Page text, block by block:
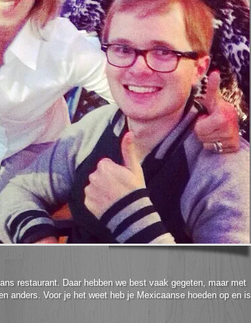
restaurant. Daar hebben we best vaak gegeten, maar met
anders. Voor je het weet heb je Mexicaanse hoeden op en is